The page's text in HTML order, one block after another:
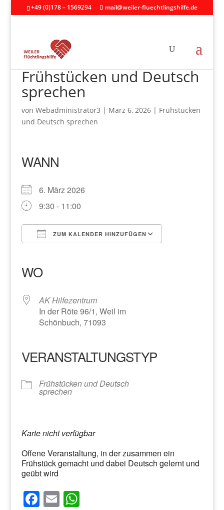
+49 (0)178 – 1569294 mail@weiler-fluechtlingshilfe.de
Frühstücken und Deutsch
sprechen
von Webadministrator3 | März 6, 2026| Frühstücken
und Deutsch sprechen
WANN
6. März 2026
9:30 - 11:00
ZUM KALENDER HINZUFÜGEN
WO
AK Hilfezentrum
In der Röte 96/1, Weil im
Schönbuch, 71093
VERANSTALTUNGSTYP
Frühstücken und Deutsch
sprechen
Karte nicht verfügbar
Offene Veranstaltung, in der zusammen ein
Frühstück gemacht und dabei Deutsch gelernt und
geübt wird
F E W